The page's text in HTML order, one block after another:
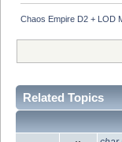
Chaos Empire D2 + LOD
Related Topics